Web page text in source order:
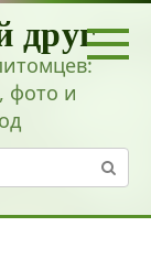
друг
фото и